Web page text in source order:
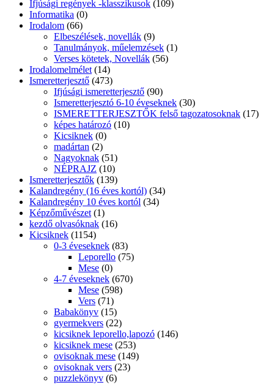
Ifjúsági regények -klasszikusok (109)
Informatika (0)
Irodalom (66)
Elbeszélések, novellák (9)
Tanulmányok, műelemzések (1)
Verses kötetek, Novellák (56)
Irodalomelmélet (14)
Ismeretterjesztő (473)
Ifjúsági ismeretterjesztő (90)
Ismeretterjesztó 6-10 éveseknek (30)
ISMERETTERJESZTŐK felső tagozatosoknak (17)
képes határozó (10)
Kicsiknek (0)
madártan (2)
Nagyoknak (51)
NÉPRAJZ (10)
Ismeretterjesztők (139)
Kalandregény (16 éves kortól) (34)
Kalandregény 10 éves kortól (34)
Képzőművészet (1)
kezdő olvasóknak (16)
Kicsiknek (1154)
0-3 éveseknek (83)
Leporello (75)
Mese (0)
4-7 éveseknek (670)
Mese (598)
Vers (71)
Babakönyv (15)
gyermekvers (22)
kicsiknek leporello,lapozó (146)
kicsiknek mese (253)
ovisoknak mese (149)
ovisoknak vers (23)
puzzlekönyv (6)